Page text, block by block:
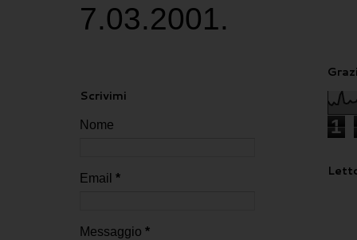
7.03.2001.
Scrivimi
Nome
Email *
Messaggio *
1